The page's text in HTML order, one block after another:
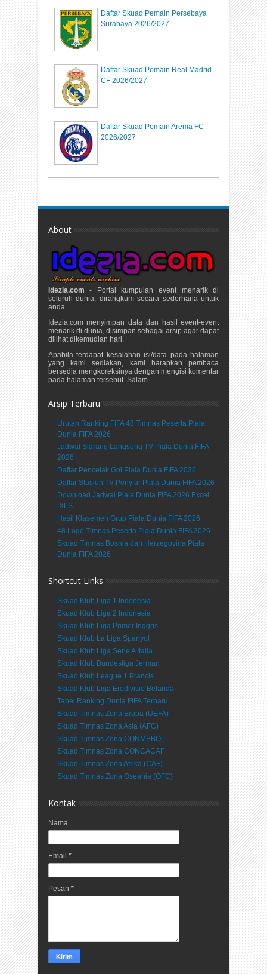
Daftar Skuad Pemain Persebaya
Surabaya 2026/2027
Daftar Skuad Pemain Real Madrid
CF 2026/2027
Daftar Skuad Pemain Arema FC
2026/2027
About
Idezia.com - Portal kumpulan event menarik di
seluruh dunia, dirangkum secara sederhana untuk
anda.
Idezia.com menyimpan data dan hasil event-event
menarik di dunia, disimpan sebagai arsip agar dapat
dilihat dikemudian hari.
Apabila terdapat kesalahan isi/data pada halaman
yang kami sediakan, kami harapkan pembaca
bersedia mengkoreksinya dengan mengisi komentar
pada halaman tersebut. Salam.
Arsip Terbaru
Urutan Ranking FIFA 48 Timnas Peserta Piala
Dunia FIFA 2026
Jadwal Siarang Langsung TV Piala Dunia FIFA
2026
Daftar Pencetak Gol Piala Dunia FIFA 2026
Daftar Stasiun TV Penyiar Piala Dunia FIFA 2026
Download Jadwal Piala Dunia FIFA 2026 Excel
.XLS
Hasil Klasemen Grup Piala Dunia FIFA 2026
48 Logo Timnas Peserta Piala Dunia FIFA 2026
Skuad Timnas Bosnia dan Herzegovina Piala
Dunia FIFA 2026
Shortcut Links
Skuad Klub Liga 1 Indonesia
Skuad Klub Liga 2 Indonesia
Skuad Klub Liga Primer Inggris
Skuad Klub La Liga Spanyol
Skuad Klub Liga Serie A Italia
Skuad Klub Bundesliga Jerman
Skuad Klub League 1 Prancis
Skuad Klub Liga Eredivisie Belanda
Tabel Ranking Dunia FIFA Terbaru
Skuad Timnas Zona Eropa (UEFA)
Skuad Timnas Zona Asia (AFC)
Skuad Timnas Zona CONMEBOL
Skuad Timnas Zona CONCACAF
Skuad Timnas Zona Afrika (CAF)
Skuad Timnas Zona Oseania (OFC)
Kontak
Nama
Email *
Pesan *